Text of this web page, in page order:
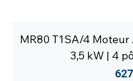
MR80 T1SA/4 Moteur
3,5 kW | 4
Prix